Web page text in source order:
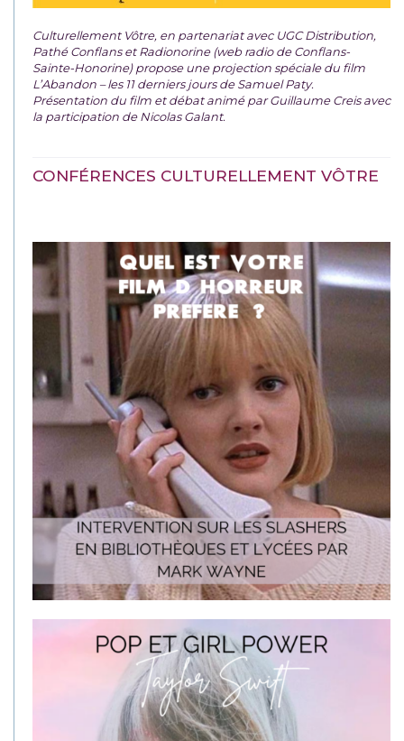
Culturellement Vôtre, en partenariat avec UGC Distribution,
Pathé Conflans et Radionorine (web radio de Conflans-
Sainte-Honorine) propose une projection spéciale du film
L’Abandon – les 11 derniers jours de Samuel Paty.
Présentation du film et débat animé par Guillaume Creis avec
la participation de Nicolas Galant.
CONFÉRENCES CULTURELLEMENT VÔTRE